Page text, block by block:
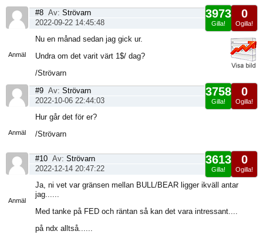
Anmäl
0
Ogilla!
3973
Gilla!
#8 Av: Strövarn
2022-09-22 14:45:48
Nu en månad sedan jag gick ur.
Undra om det varit värt 1$/ dag?
/Strövarn
Anmäl
0
Ogilla!
3758
Gilla!
#9 Av: Strövarn
2022-10-06 22:44:03
Hur går det för er?
/Strövarn
Anmäl
0
Ogilla!
3613
Gilla!
#10 Av: Strövarn
2022-12-14 20:47:22
Ja, ni vet var gränsen mellan BULL/BEAR ligger ikväll antar
jag......
Med tanke på FED och räntan så kan det vara intressant....
på ndx alltså......